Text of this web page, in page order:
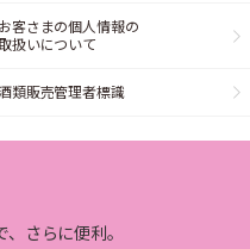
お客さまの個人情報の
扱いについて
類販売管理者標識
さらに便利。